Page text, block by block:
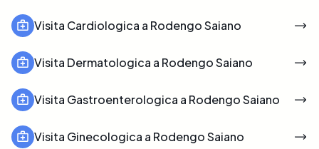
Visita Cardiologica a Rodengo Saiano
Visita Dermatologica a Rodengo Saiano
Visita Gastroenterologica a Rodengo Saiano
Visita Ginecologica a Rodengo Saiano